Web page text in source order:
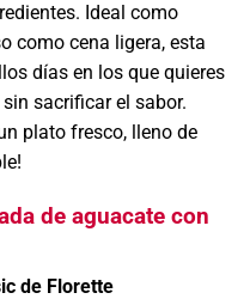
Ideal como
como cena ligera, esta
días en los que quieres
sacrificar el sabor.
plato fresco, lleno de
de aguacate con
de Florette